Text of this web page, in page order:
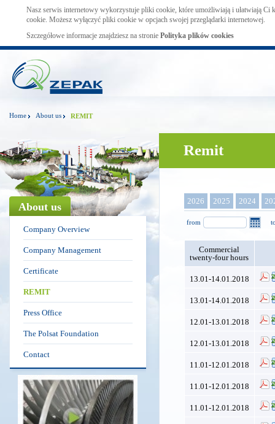
Nasz serwis internetowy wykorzystuje pliki cookie, które umożliwiają i ułatwiają Ci
cookie. Możesz wyłączyć pliki cookie w opcjach swojej przeglądarki internetowej.
Szczegółowe informacje znajdziesz na stronie Polityka plików cookies
Home About us REMIT
About us
Company Overview
Company Management
Certificate
REMIT
Press Office
The Polsat Foundation
Contact
Remit
2026 2025 2024
from
Commercial
twenty-four hours
13.01-14.01.2018
13.01-14.01.2018
12.01-13.01.2018
12.01-13.01.2018
11.01-12.01.2018
11.01-12.01.2018
11.01-12.01.2018